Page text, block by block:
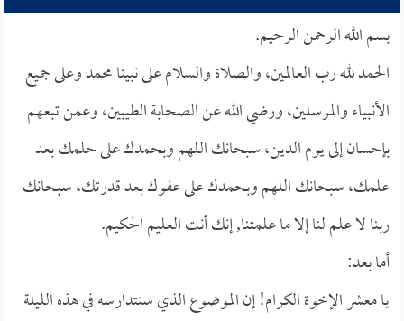
بسم الله الرحمن الرحيم.
الحمد لله رب العالمين، والصلاة والسلام على نبينا محمد وعلى جميع
الأنبياء والمرسلين، ورضي الله عن الصحابة الطيبين، وعمن تبعهم
بإحسان إلى يوم الدين، سبحانك اللهم وبحمدك على حلمك بعد
علمك، سبحانك اللهم وبحمدك على عفوك بعد قدرتك، سبحانك
ربنا لا علم لنا إلا ما علمتنا, إنك أنت العليم الحكيم.
أما بعد:
يا معشر الإخوة الكرام! إن الموضوع الذي سنتدارسه في هذه الليلة